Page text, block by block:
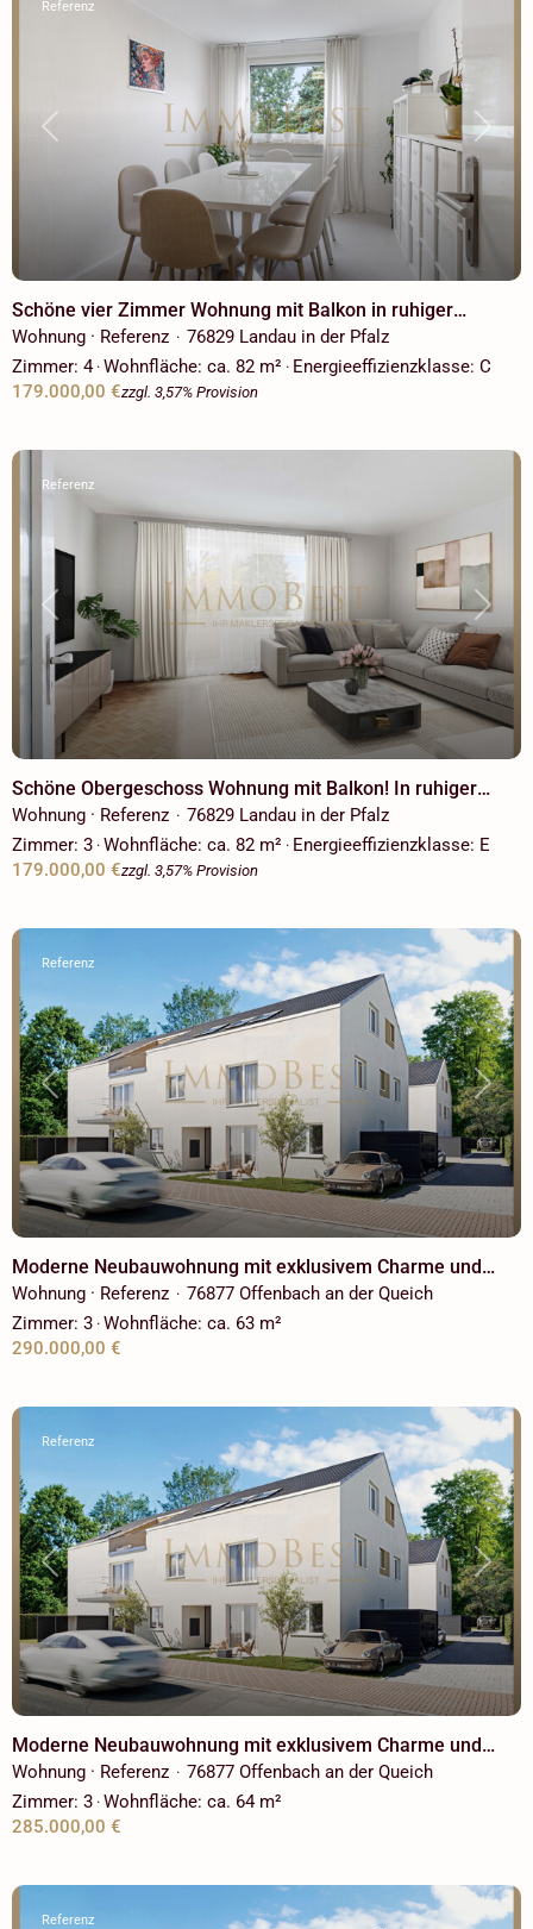
Previous Next
Referenz
Schöne vier Zimmer Wohnung mit Balkon in ruhiger
Wohngegend!
Wohnung · Referenz · 76829 Landau in der Pfalz
Zimmer: 4· Wohnfläche: ca. 82 m² · Energieeffizienzklasse: C
179.000,00 €zzgl. 3,57% Provision
Previous Next
Referenz
Schöne Obergeschoss Wohnung mit Balkon! In ruhiger
Lage mit Blick ins Grüne! Ab sofort verfügbar!
Wohnung · Referenz · 76829 Landau in der Pfalz
Zimmer: 3 · Wohnfläche: ca. 82 m² · Energieeffizienzklasse: E
179.000,00 €zzgl. 3,57% Provision
Previous Next
Referenz
Moderne Neubauwohnung mit exklusivem Charme und
Blick ins Grüne!
Wohnung · Referenz · 76877 Offenbach an der Queich
Zimmer: 3 · Wohnfläche: ca. 63 m²
290.000,00 €
Previous Next
Referenz
Moderne Neubauwohnung mit exklusivem Charme und
Blick ins Grüne!
Wohnung · Referenz · 76877 Offenbach an der Queich
Zimmer: 3 · Wohnfläche: ca. 64 m²
285.000,00 €
Referenz